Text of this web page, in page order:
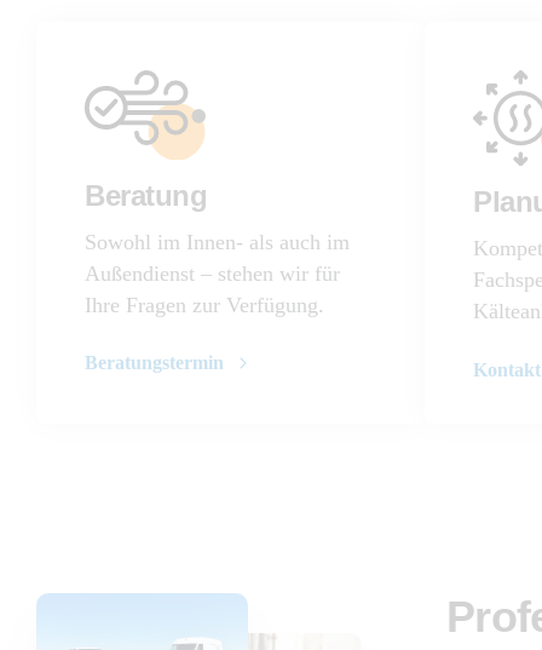
Beratung
Sowohl im Innen- als auch im
Außendienst – stehen wir für
Ihre Fragen zur Verfügung.
Beratungstermin Kontakt